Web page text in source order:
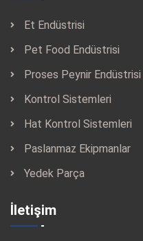
Et Endüstrisi
Pet Food Endüstrisi
Proses Peynir Endüstrisi
Kontrol Sistemleri
Hat Kontrol Sistemleri
Paslanmaz Ekipmanlar
Yedek Parça
İletişim